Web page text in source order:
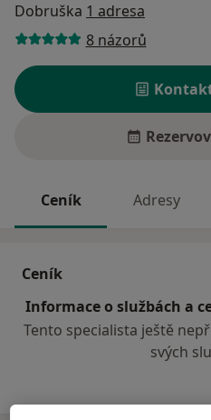
Dobruška 1 adresa
8 názorů
Ceník Adresy
Ceník
Informace o službách a
Tento specialista ještě
svých